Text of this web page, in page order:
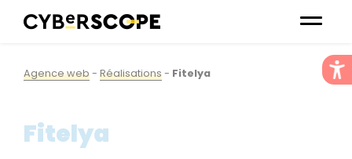
Agence web- Réalisations- Fitelya
Fitelya